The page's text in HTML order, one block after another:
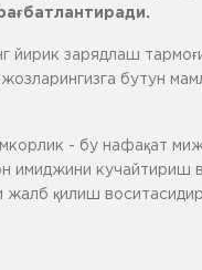
йирик зарядлаш
бутун
- бу нафақат
имиджини кучайтириш
жалб қилиш воситасидир.